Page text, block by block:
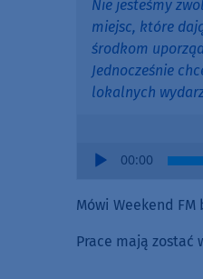
Nie jesteśmy
miejsc, które
środkom
Jednocześnie
lokalnych
Audio
00:00
Mówi Weekend
Prace mają zostać